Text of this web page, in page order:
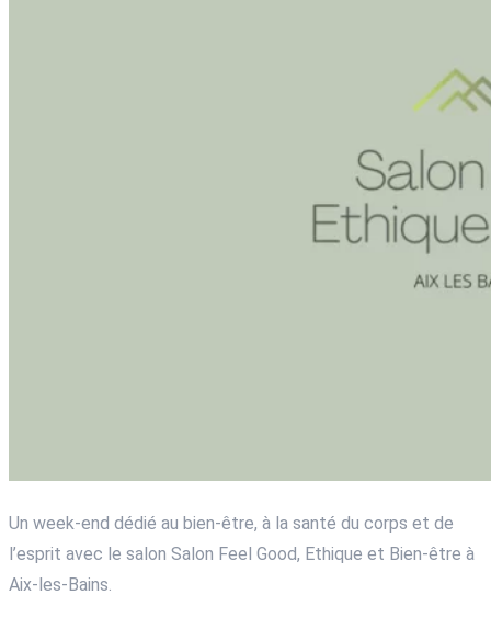
Un week-end dédié au bien-être, à la santé du corps et de
l’esprit avec le salon Salon Feel Good, Ethique et Bien-être à
Aix-les-Bains.